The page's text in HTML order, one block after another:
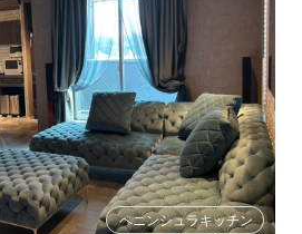
ペニンシュラキッチン